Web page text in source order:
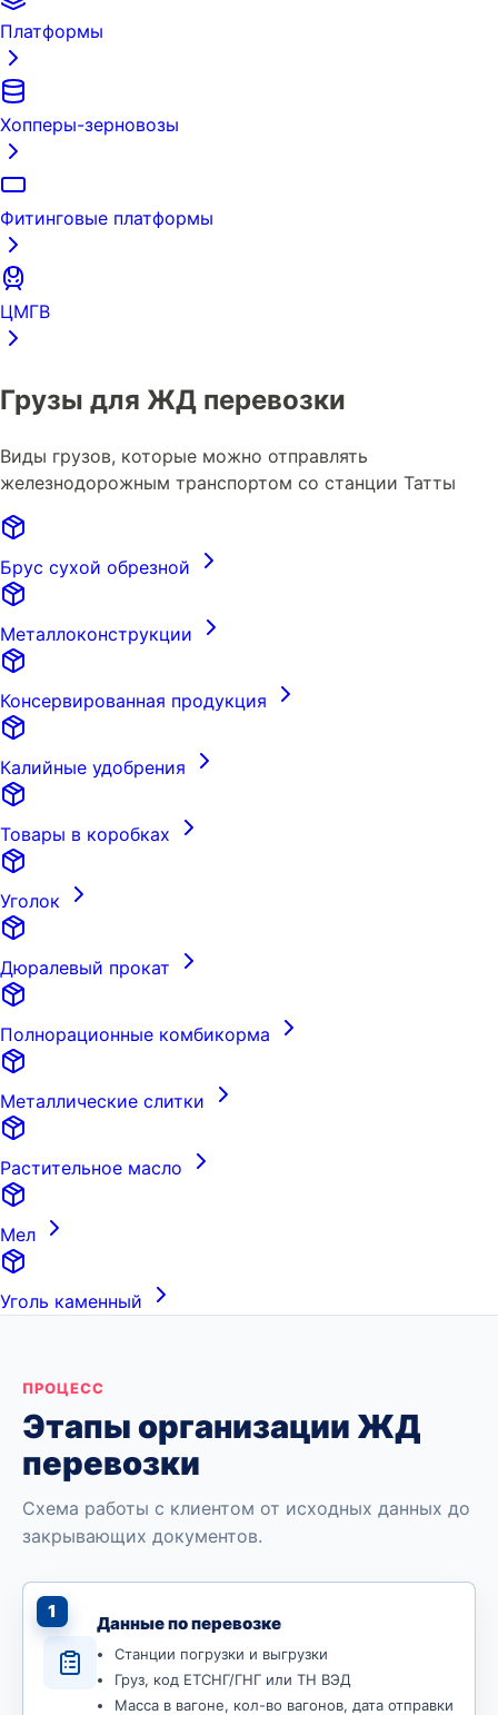
Платформы
Хопперы-зерновозы
Фитинговые платформы
ЦМГВ
Грузы для ЖД перевозки
Виды грузов, которые можно отправлять
железнодорожным транспортом со станции Татты
Брус сухой обрезной
Металлоконструкции
Консервированная продукция
Калийные удобрения
Товары в коробках
Уголок
Дюралевый прокат
Полнорационные комбикорма
Металлические слитки
Растительное масло
Мел
Уголь каменный
ПРОЦЕСС
Этапы организации ЖД
перевозки
Схема работы с клиентом от исходных данных до
закрывающих документов.
1
Данные по перевозке
Станции погрузки и выгрузки
Груз, код ЕТСНГ/ГНГ или ТН ВЭД
Масса в вагоне, кол-во вагонов, дата отправки